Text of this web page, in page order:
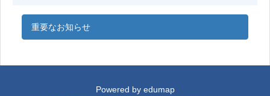
重要なお知らせ
Powered by edumap